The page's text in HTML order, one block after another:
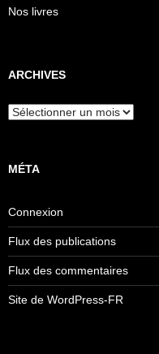
Nos livres
ARCHIVES
Archives
MÉTA
Connexion
Flux des publications
Flux des commentaires
Site de WordPress-FR